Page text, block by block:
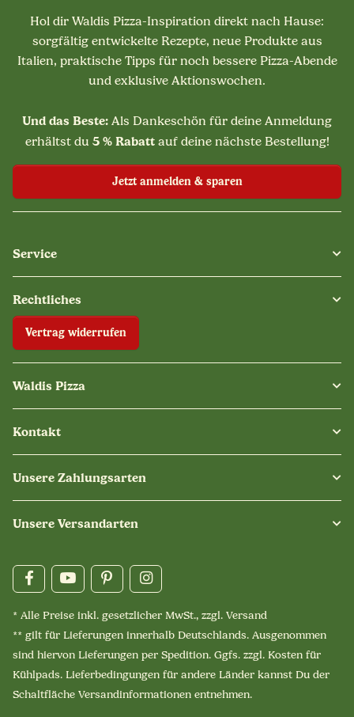
Hol dir Waldis Pizza-Inspiration direkt nach Hause:
sorgfältig entwickelte Rezepte, neue Produkte aus
Italien, praktische Tipps für noch bessere Pizza-Abende
und exklusive Aktionswochen.
Und das Beste: Als Dankeschön für deine Anmeldung
erhältst du 5 % Rabattauf deine nächste Bestellung!
Jetzt anmelden & sparen
Service
Rechtliches
Vertrag widerrufen
Waldis Pizza
Kontakt
Unsere Zahlungsarten
Unsere Versandarten
* Alle Preise inkl. gesetzlicher MwSt., zzgl. Versand
** gilt für Lieferungen innerhalb Deutschlands. Ausgenommen
sind hiervon Lieferungen per Spedition. Ggfs. zzgl. Kosten für
Kühlpads. Lieferbedingungen für andere Länder kannst Du der
Schaltfläche Versandinformationen entnehmen.